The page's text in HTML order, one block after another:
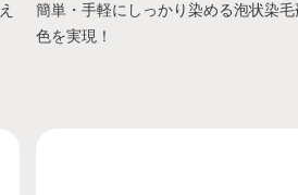
簡単・手軽にしっかり染める泡状染
色を実現！